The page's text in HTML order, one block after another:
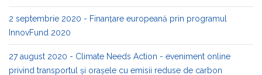
2 septembrie 2020 - Finanțare europeană prin programul
InnovFund 2020
27 august 2020 - Climate Needs Action - eveniment online
privind transportul și orașele cu emisii reduse de carbon